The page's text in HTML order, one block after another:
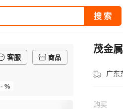
客服
商品
- %
茂金
广东
购买